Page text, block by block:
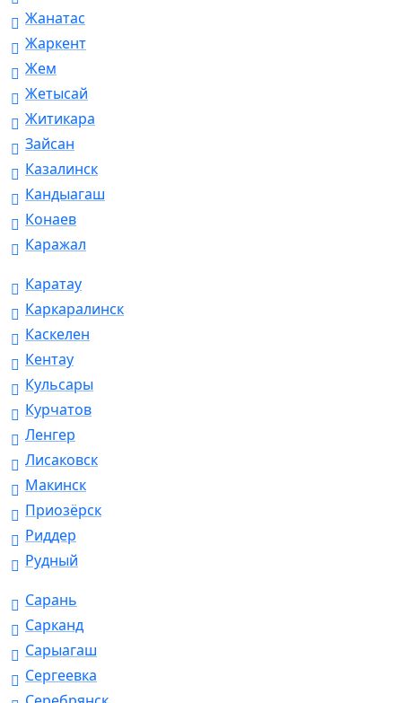
Жанатас
Жаркент
Жем
Жетысай
Житикара
Зайсан
Казалинск
Кандыагаш
Конаев
Каражал
Каратау
Каркаралинск
Каскелен
Кентау
Кульсары
Курчатов
Ленгер
Лисаковск
Макинск
Приозёрск
Риддер
Рудный
Сарань
Сарканд
Сарыагаш
Сергеевка